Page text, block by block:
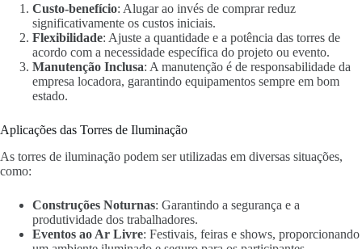
Custo-benefício: Alugar ao invés de comprar reduz
significativamente os custos iniciais.
Flexibilidade: Ajuste a quantidade e a potência das torres de
acordo com a necessidade específica do projeto ou evento.
Manutenção Inclusa: A manutenção é de responsabilidade da
empresa locadora, garantindo equipamentos sempre em bom
estado.
Aplicações das Torres de Iluminação
As torres de iluminação podem ser utilizadas em diversas situações,
como:
Construções Noturnas: Garantindo a segurança e a
produtividade dos trabalhadores.
Eventos ao Ar Livre: Festivais, feiras e shows, proporcionando